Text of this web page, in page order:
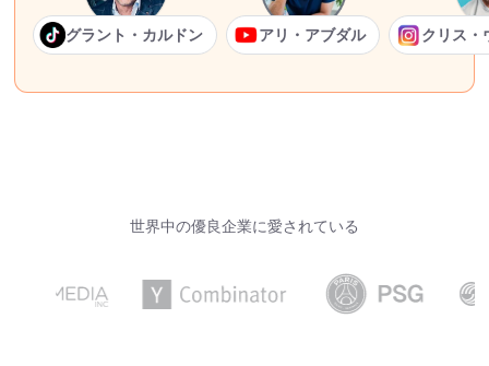
グラント・カルドン アリ・アブダル クリス・
世界中の優良企業に愛されている